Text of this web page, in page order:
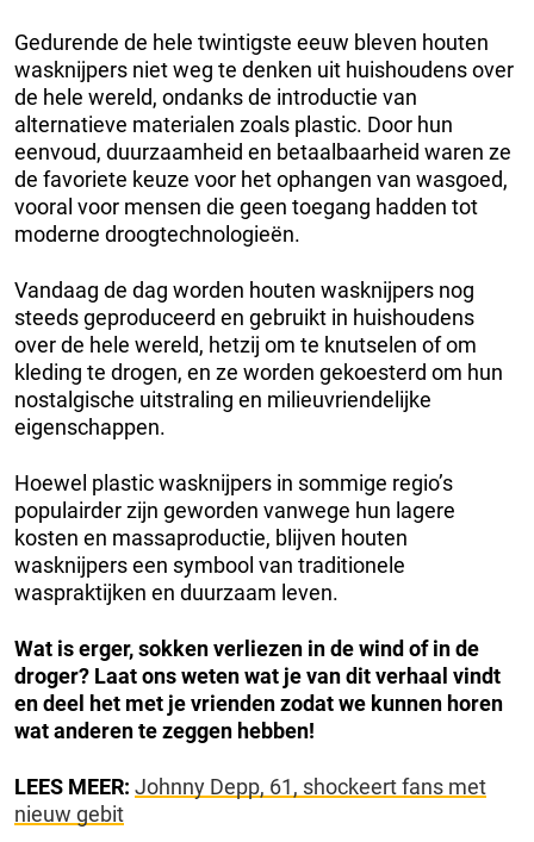
Gedurende de hele twintigste eeuw bleven houten
wasknijpers niet weg te denken uit huishoudens over
de hele wereld, ondanks de introductie van
alternatieve materialen zoals plastic. Door hun
eenvoud, duurzaamheid en betaalbaarheid waren ze
de favoriete keuze voor het ophangen van wasgoed,
vooral voor mensen die geen toegang hadden tot
moderne droogtechnologieën.
Vandaag de dag worden houten wasknijpers nog
steeds geproduceerd en gebruikt in huishoudens
over de hele wereld, hetzij om te knutselen of om
kleding te drogen, en ze worden gekoesterd om hun
nostalgische uitstraling en milieuvriendelijke
eigenschappen.
Hoewel plastic wasknijpers in sommige regio’s
populairder zijn geworden vanwege hun lagere
kosten en massaproductie, blijven houten
wasknijpers een symbool van traditionele
waspraktijken en duurzaam leven.
Wat is erger, sokken verliezen in de wind of in de
droger? Laat ons weten wat je van dit verhaal vindt
en deel het met je vrienden zodat we kunnen horen
wat anderen te zeggen hebben!
LEES MEER: Johnny Depp, 61, shockeert fans met
nieuw gebit